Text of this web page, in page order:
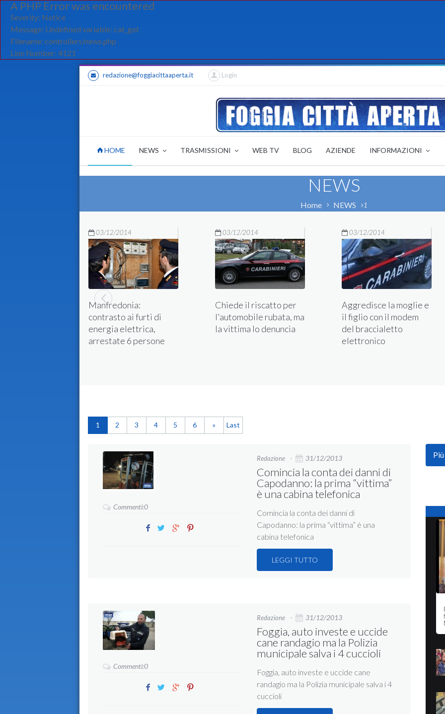
A PHP Error was encountered
Severity: Notice
Message: Undefined variable: cat_get
Filename: controllers/news.php
Line Number: 4121
redazione@foggiacittaaperta.it Login
HOME NEWS TRASMISSIONI WEB TV BLOG AZIENDE INFORMAZIONI
NEWS
Home NEWS 1
03/12/2014
Manfredonia:
contrasto ai furti di
energia elettrica,
arrestate 6 persone
03/12/2014
Chiede il riscatto per
l'automobile rubata, ma
la vittima lo denuncia
03/12/2014
Aggredisce la moglie e
il figlio con il modem
del braccialetto
elettronico
1 2 3 4 5 6 » Last
Commenti:0
Redazione 31/12/2013
Comincia la conta dei danni di
Capodanno: la prima “vittima”
è una cabina telefonica
Comincia la conta dei danni di
Capodanno: la prima “vittima” è una
cabina telefonica
LEGGI TUTTO
Commenti:0
Redazione 31/12/2013
Foggia, auto investe e uccide
cane randagio ma la Polizia
municipale salva i 4 cuccioli
Foggia, auto investe e uccide cane
randagio ma la Polizia municipale salva i 4
cuccioli